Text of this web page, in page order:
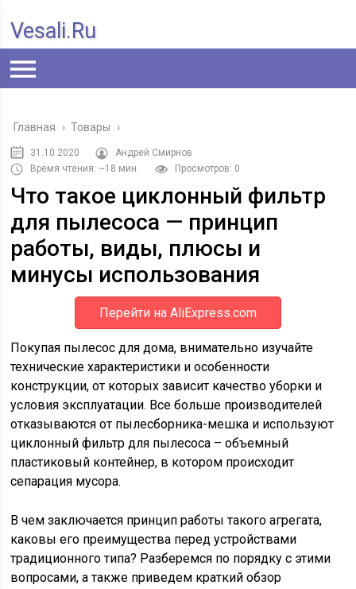
Vesali.ru
Главная › Товары ›
31.10.2020
Андрей Смирнов
Время чтения: ~18 мин.
Просмотров: 0
Что такое циклонный фильтр
для пылесоса — принцип
работы, виды, плюсы и
минусы использования
Перейти на AliExpress.com
Покупая пылесос для дома, внимательно изучайте
технические характеристики и особенности
конструкции, от которых зависит качество уборки и
условия эксплуатации. Все больше производителей
отказываются от пылесборника-мешка и используют
циклонный фильтр для пылесоса – объемный
пластиковый контейнер, в котором происходит
сепарация мусора.
В чем заключается принцип работы такого агрегата,
каковы его преимущества перед устройствами
традиционного типа? Разберемся по порядку с этими
вопросами, а также приведем краткий обзор